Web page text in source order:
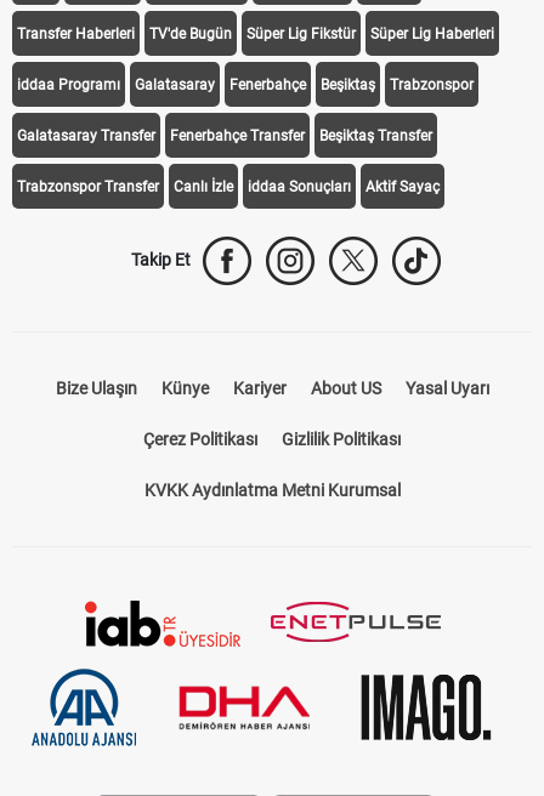
Transfer Haberleri TV'de Bugün Süper Lig Fikstür Süper Lig Haberleri
iddaa Programı Galatasaray Fenerbahçe Beşiktaş Trabzonspor
Galatasaray Transfer Fenerbahçe Transfer Beşiktaş Transfer
Trabzonspor Transfer Canlı İzle iddaa Sonuçları Aktif Sayaç
Takip Et
Bize Ulaşın Künye Kariyer About US Yasal Uyarı
Çerez Politikası Gizlilik Politikası
KVKK Aydınlatma Metni Kurumsal